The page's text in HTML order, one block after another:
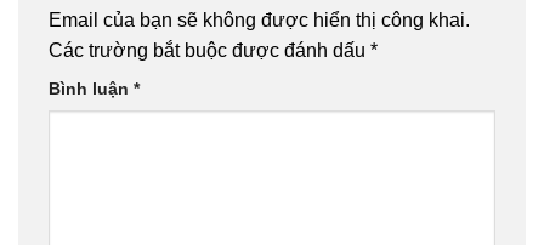
Email của bạn sẽ không được hiển thị công khai.
Các trường bắt buộc được đánh dấu *
Bình luận *